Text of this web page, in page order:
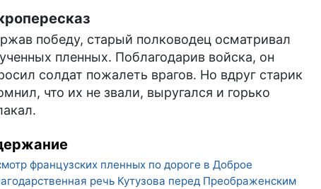
победу, старый полководец осматривал
пленных. Поблагодарив войска, он
солдат пожалеть врагов. Но вдруг старик
что их не звали, выругался и горько
французских пленных по дороге в Доброе
речь Кутузова перед Преображенским